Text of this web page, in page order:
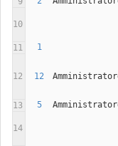
10
11
1
12 12
13
5
14